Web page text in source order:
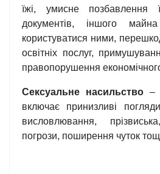
їжі, умисне позбавлення
документів, іншого
користуватися ними,
освітніх послуг,
правопорушення
Сексуальне насильство–
включає принизливі
висловлювання,
погрози, поширення чуток